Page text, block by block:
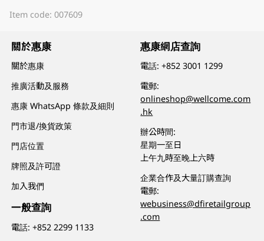
Item code: 007609
關於惠康
關於惠康
推廣活動及服務
惠康 WhatsApp 條款及細則
門市退/換貨政策
門店位置
牌照及許可證
加入我們
一般查詢
電話:+852 2299 1133
惠康網店查詢
電話:+852 3001 1299
電郵:
onlineshop@wellcome.com
.hk
辦公時間:
星期一至日
上午九時至晚上六時
企業合作及大量訂購查詢
電郵:
webusiness@dfiretailgroup
.com